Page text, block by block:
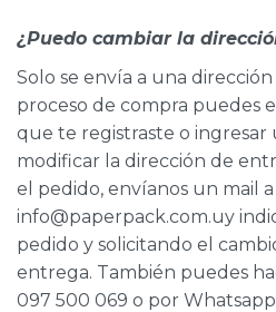
¿Puedo cambiar la
Solo se envía a una
proceso de compra puedes
que te registraste o ingresar
modificar la dirección de
el pedido, envíanos un mail a
info@paperpack.com.uy
pedido y solicitando el
entrega. También puedes
097 500 069 o por